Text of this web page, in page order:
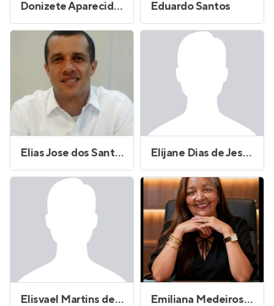
Donizete Aparecido de Lima Bicudo Eduardo Santos
Elias Jose dos Santos Elijane Dias de Jesus
Elisvael Martins de Souza Emiliana Medeiros Romao